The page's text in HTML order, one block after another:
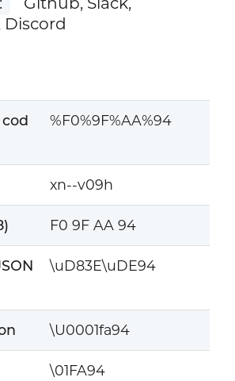
Discord
%F0%9F%AA%94
xn--v09h
F0 9F AA 94
\uD83E\uDE94
\U0001fa94
\01FA94